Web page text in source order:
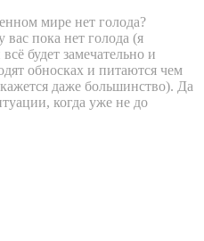
мире нет голода?
пока нет голода (я
будет замечательно и
обносках и питаются чем
даже большинство). Да
когда уже не до